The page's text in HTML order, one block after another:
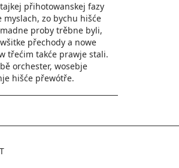
přihotowanskej fazy
myslach, zo bychu hišće
proby trěbne byli,
přechody a nowe
třećim takće prawje stali.
orchester, wosebje
hišće přewótře.